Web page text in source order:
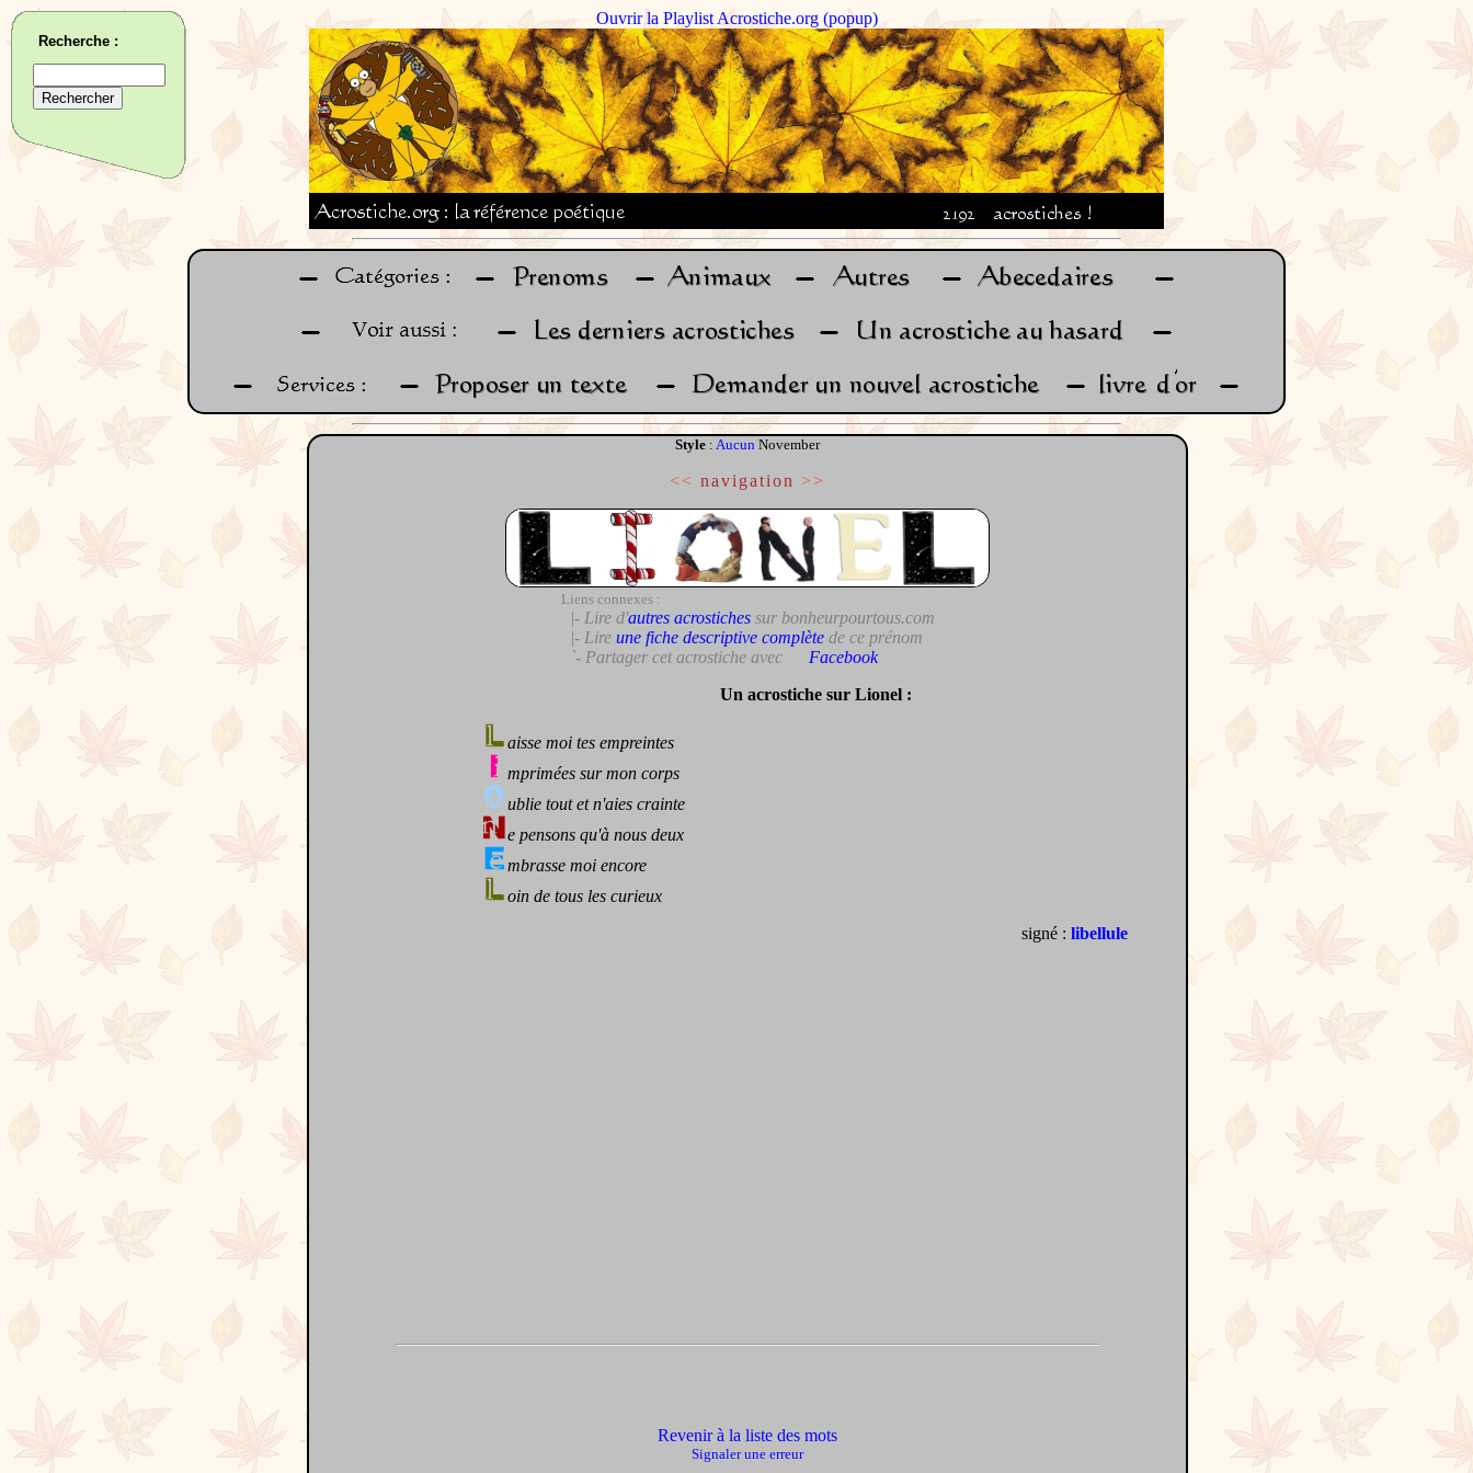
Ouvrir la Playlist Acrostiche.org (popup)
Style : Aucun November
<< navigation >>
Liens connexes :
|- Lire d'autres acrostichessur bonheurpourtous.com
|- Lire une fiche descriptive complètede ce prénom
`- Partager cet acrostiche avec
Facebook
Un acrostiche sur Lionel :
aisse moi tes empreintes
mprimées sur mon corps
ublie tout et n'aies crainte
e pensons qu'à nous deux
mbrasse moi encore
oin de tous les curieux
signé : libellule
Revenir à la liste des mots
Signaler une erreur
Recherche :